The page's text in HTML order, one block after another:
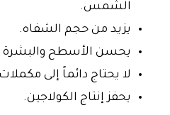
الشمس.
يزيد من حجم الشفاه.
يحسن الأسطح والبشرة
لا يحتاج دائماً إلى
يحفز إنتاج الكولاجين.